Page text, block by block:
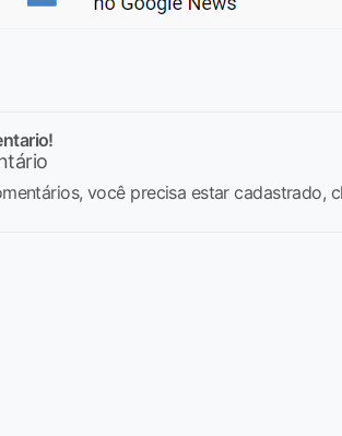
você precisa estar cadastrado,